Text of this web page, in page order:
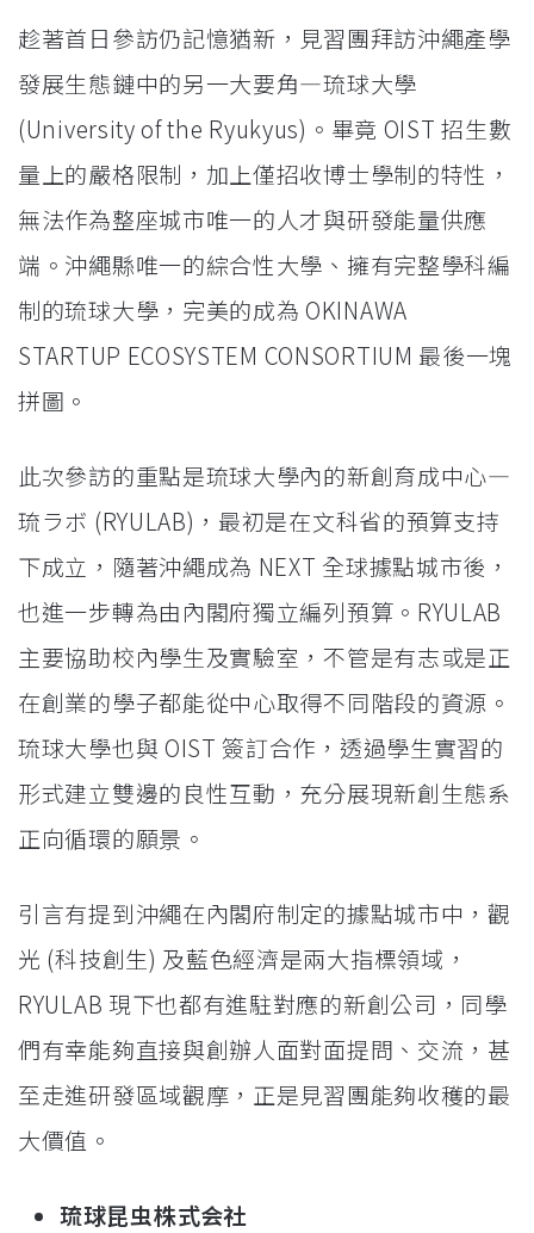
趁著首日參訪仍記憶猶新，見習團拜訪沖繩產學
發展生態鏈中的另一大要角—琉球大學
(University of the Ryukyus)。畢竟 OIST 招生數
量上的嚴格限制，加上僅招收博士學制的特性，
無法作為整座城市唯一的人才與研發能量供應
端。沖繩縣唯一的綜合性大學、擁有完整學科編
制的琉球大學，完美的成為 OKINAWA
STARTUP ECOSYSTEM CONSORTIUM 最後一塊
拼圖。
此次參訪的重點是琉球大學內的新創育成中心—
琉ラボ (RYULAB)，最初是在文科省的預算支持
下成立，隨著沖繩成為 NEXT 全球據點城市後，
也進一步轉為由內閣府獨立編列預算。RYULAB
主要協助校內學生及實驗室，不管是有志或是正
在創業的學子都能從中心取得不同階段的資源。
琉球大學也與 OIST 簽訂合作，透過學生實習的
形式建立雙邊的良性互動，充分展現新創生態系
正向循環的願景。
引言有提到沖繩在內閣府制定的據點城市中，觀
光 (科技創生) 及藍色經濟是兩大指標領域，
RYULAB 現下也都有進駐對應的新創公司，同學
們有幸能夠直接與創辦人面對面提問、交流，甚
至走進研發區域觀摩，正是見習團能夠收穫的最
大價值。
琉球昆虫株式会社